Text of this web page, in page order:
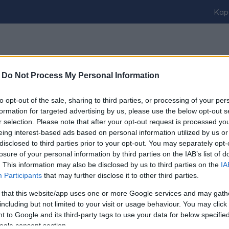
Do Not Process My Personal Information
opt-out of the sale, sharing to third parties, or processing of your
for targeted advertising by us, please use the below opt-out
selection. Please note that after your opt-out request is processed
interest-based ads based on personal information utilized by us
to third parties prior to your opt-out. You may separately
of your personal information by third parties on the IAB’s list of
This information may also be disclosed by us to third parties on the
Participants that may further disclose it to other third parties.
that this website/app uses one or more Google services and may
but not limited to your visit or usage behaviour. You may
to Google and its third-party tags to use your data for below
consent section.
ellátva.
TARTOTTÁK A KAPOSVÁRI KÓRHÁZBAN - ITT A
mikor beszámoltunk novemberben a kórházat
így már nem neki kell foglalkozni a jogerős
IS BEPANASZOLT MINKET, MERT
minket, pedig csak egy bírósági ítéletet ismertettük.